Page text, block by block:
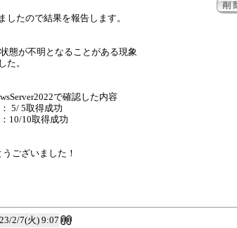
したので結果を報告します。
態が不明となることがある現象
た。
で確認した内容
5/ 5取得成功
10/10取得成功
ございました！
23/2/7(火) 9:07